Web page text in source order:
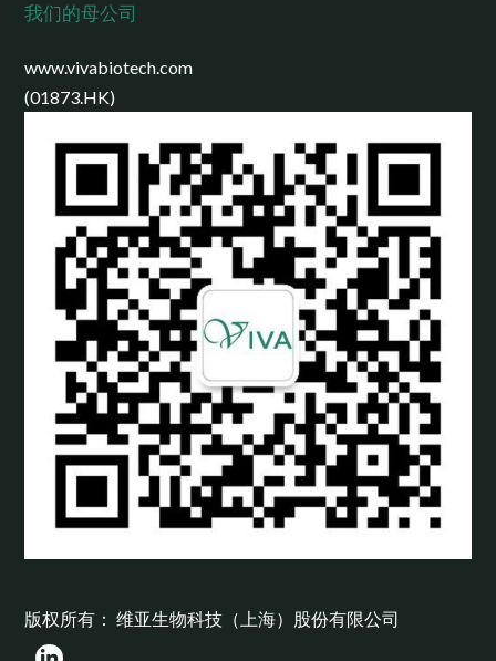
我们的母公司
www.vivabiotech.com
(01873.HK)
版权所有： 维亚生物科技（上海）股份有限公司